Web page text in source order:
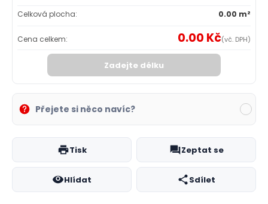
Celková plocha:
0.00 m²
Cena celkem: 0.00 Kč(vč. DPH)
Zadejte délku
Přejete si něco navíc?
Tisk Zeptat se
Hlídat Sdílet